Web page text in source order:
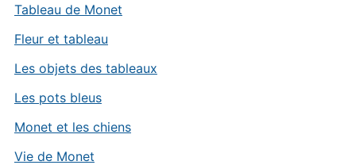
Tableau de Monet
Fleur et tableau
Les objets des tableaux
Les pots bleus
Monet et les chiens
Vie de Monet